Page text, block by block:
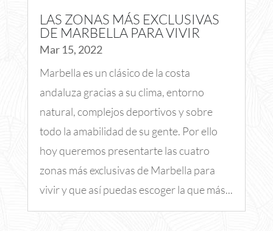
LAS ZONAS MÁS EXCLUSIVAS
DE MARBELLA PARA VIVIR
Mar 15, 2022
Marbella es un clásico de la costa
andaluza gracias a su clima, entorno
natural, complejos deportivos y sobre
todo la amabilidad de su gente. Por ello
hoy queremos presentarte las cuatro
zonas más exclusivas de Marbella para
vivir y que así puedas escoger la que más...